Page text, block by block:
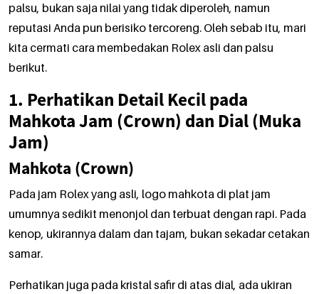
palsu, bukan saja nilai yang tidak diperoleh, namun
reputasi Anda pun berisiko tercoreng. Oleh sebab itu, mari
kita cermati cara membedakan Rolex asli dan palsu
berikut.
1. Perhatikan Detail Kecil pada
Mahkota Jam (Crown) dan Dial (Muka
Jam)
Mahkota (Crown)
Pada jam Rolex yang asli, logo mahkota di plat jam
umumnya sedikit menonjol dan terbuat dengan rapi. Pada
kenop, ukirannya dalam dan tajam, bukan sekadar cetakan
samar.
Perhatikan juga pada kristal safir di atas dial, ada ukiran